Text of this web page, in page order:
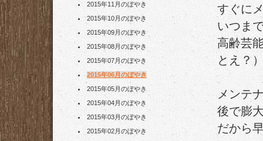
2015年11月のぼやき
2015年10月のぼやき
2015年09月のぼやき
2015年08月のぼやき
2015年07月のぼやき
2015年06月のぼやき
2015年05月のぼやき
2015年04月のぼやき
2015年03月のぼやき
2015年02月のぼやき
すぐに
いつま
高齢芸
とえ？
メンテ
後で膨
だから